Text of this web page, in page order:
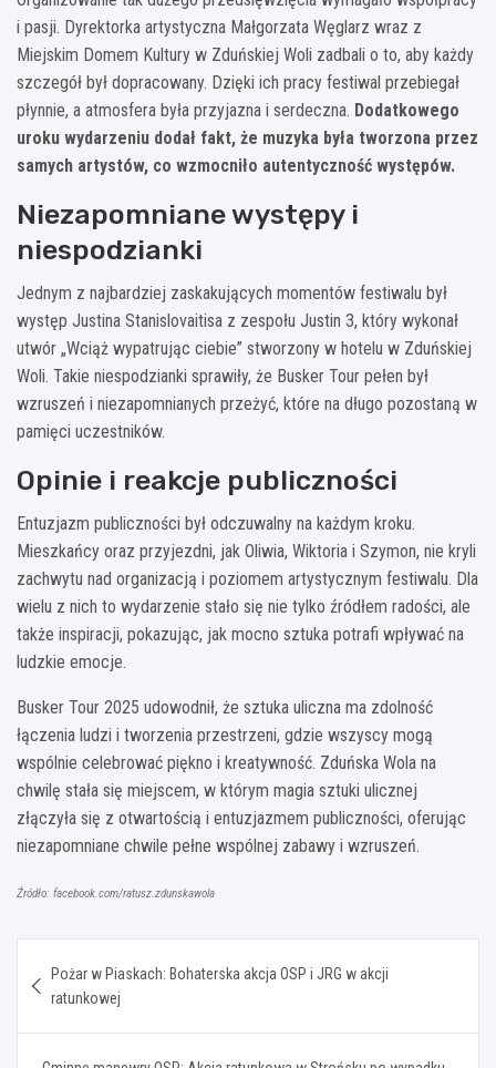
i pasji. Dyrektorka artystyczna Małgorzata Węglarz wraz z
Miejskim Domem Kultury w Zduńskiej Woli zadbali o to, aby każdy
szczegół był dopracowany. Dzięki ich pracy festiwal przebiegał
płynnie, a atmosfera była przyjazna i serdeczna. Dodatkowego
uroku wydarzeniu dodał fakt, że muzyka była tworzona przez
samych artystów, co wzmocniło autentyczność występów.
Niezapomniane występy i
niespodzianki
Jednym z najbardziej zaskakujących momentów festiwalu był
występ Justina Stanislovaitisa z zespołu Justin 3, który wykonał
utwór „Wciąż wypatrując ciebie” stworzony w hotelu w Zduńskiej
Woli. Takie niespodzianki sprawiły, że Busker Tour pełen był
wzruszeń i niezapomnianych przeżyć, które na długo pozostaną w
pamięci uczestników.
Opinie i reakcje publiczności
Entuzjazm publiczności był odczuwalny na każdym kroku.
Mieszkańcy oraz przyjezdni, jak Oliwia, Wiktoria i Szymon, nie kryli
zachwytu nad organizacją i poziomem artystycznym festiwalu. Dla
wielu z nich to wydarzenie stało się nie tylko źródłem radości, ale
także inspiracji, pokazując, jak mocno sztuka potrafi wpływać na
ludzkie emocje.
Busker Tour 2025 udowodnił, że sztuka uliczna ma zdolność
łączenia ludzi i tworzenia przestrzeni, gdzie wszyscy mogą
wspólnie celebrować piękno i kreatywność. Zduńska Wola na
chwilę stała się miejscem, w którym magia sztuki ulicznej
złączyła się z otwartością i entuzjazmem publiczności, oferując
niezapomniane chwile pełne wspólnej zabawy i wzruszeń.
Źródło: facebook.com/ratusz.zdunskawola
wpisu
Pożar w Piaskach: Bohaterska akcja OSP i JRG w akcji
ratunkowej